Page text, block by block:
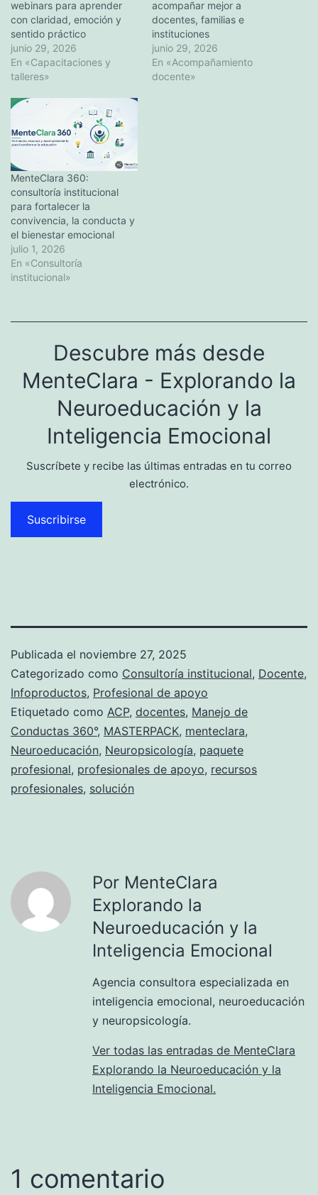
webinars para aprender
con claridad, emoción y
sentido práctico
junio 29, 2026
En «Capacitaciones y
talleres»
acompañar mejor a
docentes, familias e
instituciones
junio 29, 2026
En «Acompañamiento
docente»
MenteClara 360:
consultoría institucional
para fortalecer la
convivencia, la conducta y
el bienestar emocional
julio 1, 2026
En «Consultoría
institucional»
Descubre más desde
MenteClara - Explorando la
Neuroeducación y la
Inteligencia Emocional
Suscríbete y recibe las últimas entradas en tu correo
electrónico.
Suscribirse
Publicada el noviembre 27, 2025
Categorizado como Consultoría institucional, Docente,
Infoproductos, Profesional de apoyo
Etiquetado como ACP, docentes, Manejo de
Conductas 360°, MASTERPACK, menteclara,
Neuroeducación, Neuropsicología, paquete
profesional, profesionales de apoyo, recursos
profesionales, solución
Por MenteClara
Explorando la
Neuroeducación y la
Inteligencia Emocional
Agencia consultora especializada en
inteligencia emocional, neuroeducación
y neuropsicología.
Ver todas las entradas de MenteClara
Explorando la Neuroeducación y la
Inteligencia Emocional.
1 comentario